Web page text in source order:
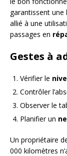
garantissent une
allié à une
passages en
Gestes à
Vérifier le
Contrôler
Observer le
Planifier un
Un propriétaire
000 kilomètres